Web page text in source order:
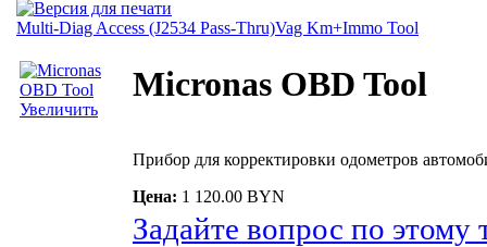
Multi-Diag Access (J2534 Pass-Thru)Vag Km+Immo Tool
Увеличить
Micronas OBD Tool
Прибор для корректировки одометров
Цена: 1 120.00 BYN
Задайте вопрос по этому